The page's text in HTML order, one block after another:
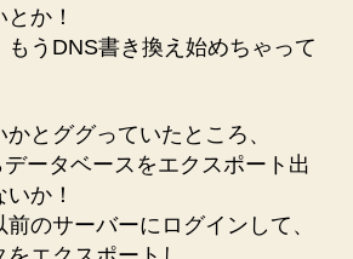
か！
うDNS書き換え始めちゃって
とググっていたところ、
ータベースをエクスポート出
か！
のサーバーにログインして、